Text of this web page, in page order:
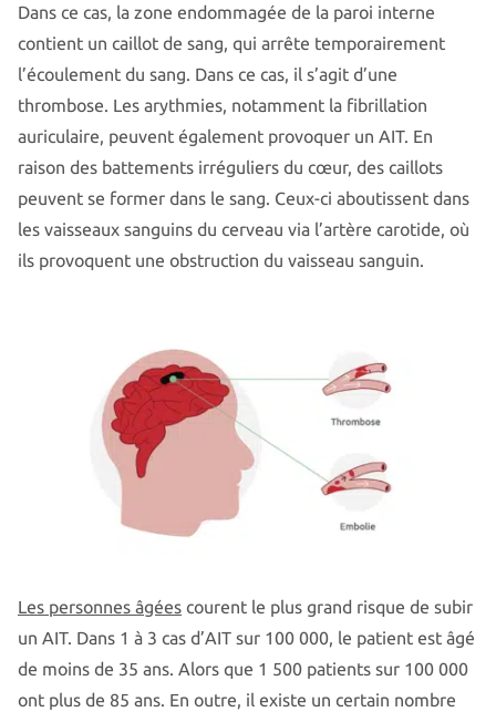
Dans ce cas, la zone endommagée de la paroi interne
contient un caillot de sang, qui arrête temporairement
l’écoulement du sang. Dans ce cas, il s’agit d’une
thrombose. Les arythmies, notamment la fibrillation
auriculaire, peuvent également provoquer un AIT. En
raison des battements irréguliers du cœur, des caillots
peuvent se former dans le sang. Ceux-ci aboutissent dans
les vaisseaux sanguins du cerveau via l’artère carotide, où
ils provoquent une obstruction du vaisseau sanguin.
Les personnes âgées courent le plus grand risque de subir
un AIT. Dans 1 à 3 cas d’AIT sur 100 000, le patient est âgé
de moins de 35 ans. Alors que 1 500 patients sur 100 000
ont plus de 85 ans. En outre, il existe un certain nombre